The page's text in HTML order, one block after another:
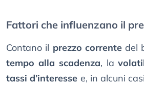
Fattori che influenzano il
Contano il prezzo correntedel
tempo alla scadenza, la
tassi d’interesse e, in alcuni